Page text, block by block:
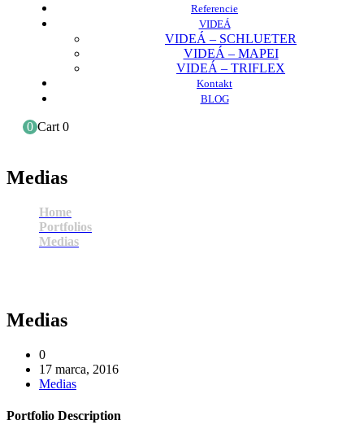
Referencie
VIDEÁ
VIDEÁ – SCHLUETER
VIDEÁ – MAPEI
VIDEÁ – TRIFLEX
Kontakt
BLOG
0 Cart 0
Medias
Home
Portfolios
Medias
Medias
0
17 marca, 2016
Medias
Portfolio Description